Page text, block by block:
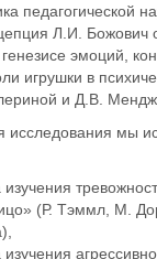
педагогической
Л.И. Божович
эмоций,
игрушки в
и Д.В.
исследования мы
изучения
(Р. Тэммл, М.